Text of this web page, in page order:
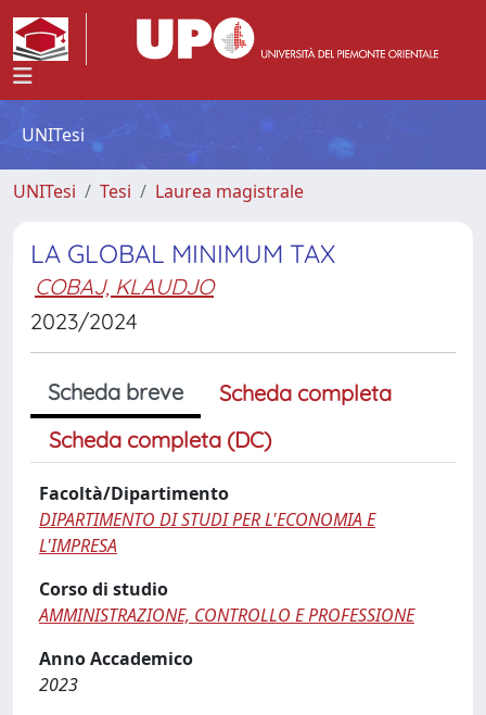
UNITesi
UNITesi Tesi Laurea magistrale
LA GLOBAL MINIMUM TAX
COBAJ, KLAUDJO
2023/2024
Scheda breve
Scheda completa
Scheda completa (DC)
Facoltà/Dipartimento
DIPARTIMENTO DI STUDI PER L'ECONOMIA E
L'IMPRESA
Corso di studio
AMMINISTRAZIONE, CONTROLLO E PROFESSIONE
Anno Accademico
2023